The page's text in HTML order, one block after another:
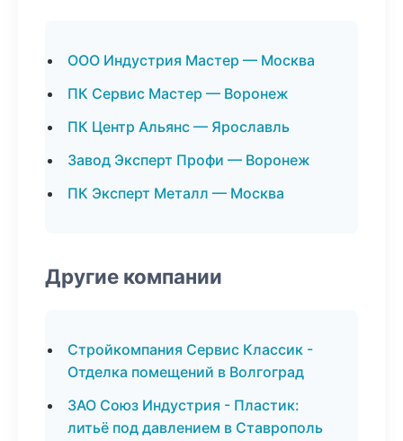
ООО Индустрия Мастер — Москва
ПК Сервис Мастер — Воронеж
ПК Центр Альянс — Ярославль
Завод Эксперт Профи — Воронеж
ПК Эксперт Металл — Москва
Другие компании
Стройкомпания Сервис Классик -
Отделка помещений в Волгоград
ЗАО Союз Индустрия - Пластик:
литьё под давлением в Ставрополь